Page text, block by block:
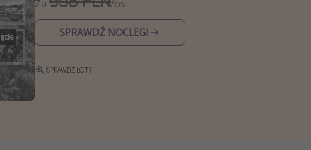
Za /os
SPRAWDŹ NOCLEGI
SPRAWDŹ LOTY